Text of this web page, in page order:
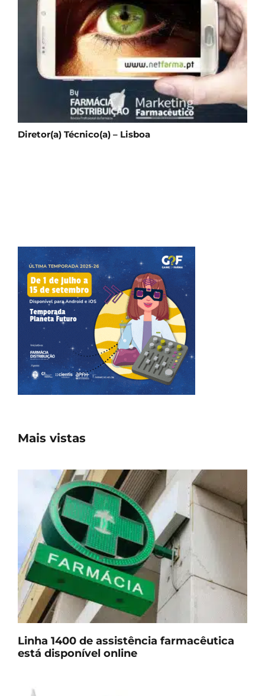
Diretor(a) Técnico(a) – Lisboa
Mais vistas
Linha 1400 de assistência farmacêutica
está disponível online